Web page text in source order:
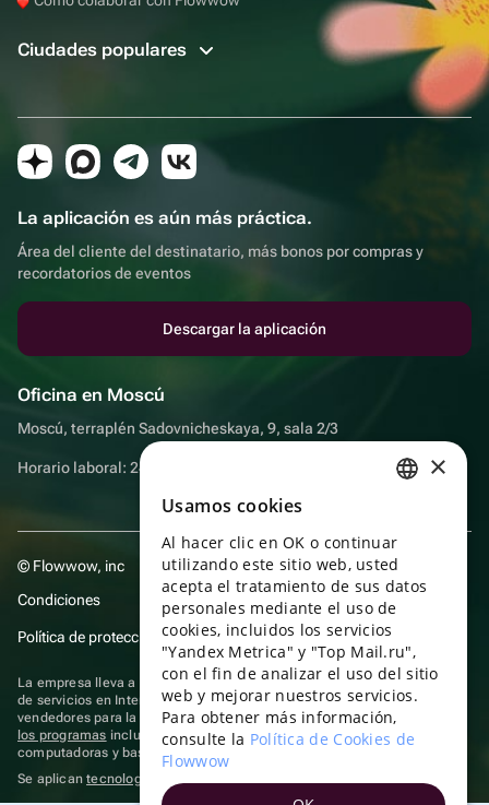
Ciudades populares
La aplicación es aún más práctica.
Área del cliente del destinatario, más bonos por compras y
recordatorios de eventos
Descargar la aplicación
Oficina en Moscú
Moscú, terraplén Sadovnicheskaya, 9, sala 2/3
Horario laboral: 24 horas
© Flowwow, inc
Condiciones
Política de protección y privacidad de datos
La empresa lleva a cabo su actividad en el ámbito de las TI: prestación
de servicios en Internet para la publicación de ofertas (anuncios) de
vendedores para la venta de artículos. Acceder a lainformación sobre
los programas incluidos en el registro de programas rusos para
computadoras y bases de datos.
Se aplicantecnologías de recomendación
ENGLISH
UKRAINIAN
PORTUGUESE
SPANISH
HUNGARIAN
ITALIAN
×
Usamos cookies
Al hacer clic en OK o continuar
utilizando este sitio web, usted
acepta el tratamiento de sus datos
personales mediante el uso de
cookies, incluidos los servicios
"Yandex Metrica" y "Top Mail.ru",
con el fin de analizar el uso del sitio
web y mejorar nuestros servicios.
Para obtener más información,
consulte la Política de Cookies de
Flowwow